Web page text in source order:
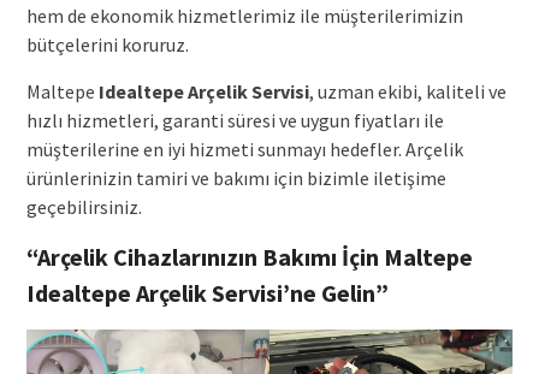
hem de ekonomik hizmetlerimiz ile müşterilerimizin
bütçelerini koruruz.
Maltepe Idealtepe Arçelik Servisi, uzman ekibi, kaliteli ve
hızlı hizmetleri, garanti süresi ve uygun fiyatları ile
müşterilerine en iyi hizmeti sunmayı hedefler. Arçelik
ürünlerinizin tamiri ve bakımı için bizimle iletişime
geçebilirsiniz.
“Arçelik Cihazlarınızın Bakımı İçin Maltepe
Idealtepe Arçelik Servisi’ne Gelin”